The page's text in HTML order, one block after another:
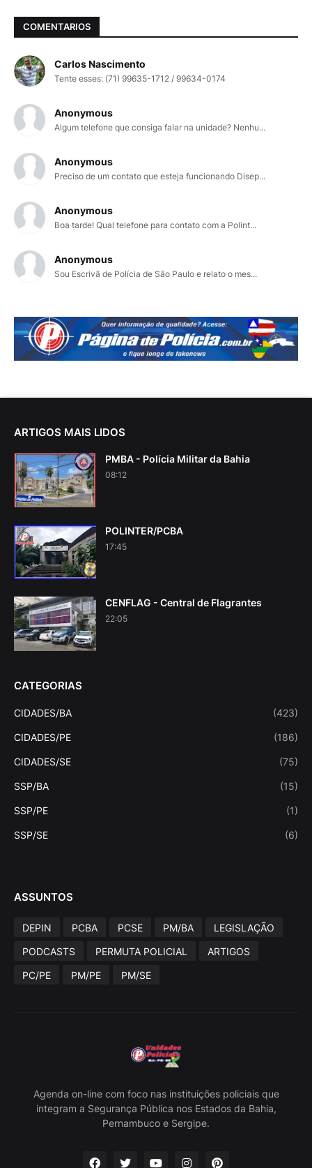
COMENTARIOS
Carlos Nascimento
Tente esses: (71) 99635-1712 / 99634-0174
Anonymous
Algum telefone que consiga falar na unidade? Nenhu...
Anonymous
Preciso de um contato que esteja funcionando Disep...
Anonymous
Boa tarde! Qual telefone para contato com a Polint...
Anonymous
Sou Escrivã de Polícia de São Paulo e relato o mes...
ARTIGOS MAIS LIDOS
PMBA - Polícia Militar da Bahia
08:12
POLINTER/PCBA
17:45
CENFLAG - Central de Flagrantes
22:05
CATEGORIAS
CIDADES/BA (423)
CIDADES/PE (186)
CIDADES/SE (75)
SSP/BA (15)
SSP/PE (1)
SSP/SE (6)
ASSUNTOS
DEPIN PCBA PCSE PM/BA
LEGISLAÇÃO
PODCASTS
PERMUTA POLICIAL
ARTIGOS
PC/PE
PM/PE PM/SE
Agenda on-line com foco nas instituições policiais que
integram a Segurança Pública nos Estados da Bahia,
Pernambuco e Sergipe.